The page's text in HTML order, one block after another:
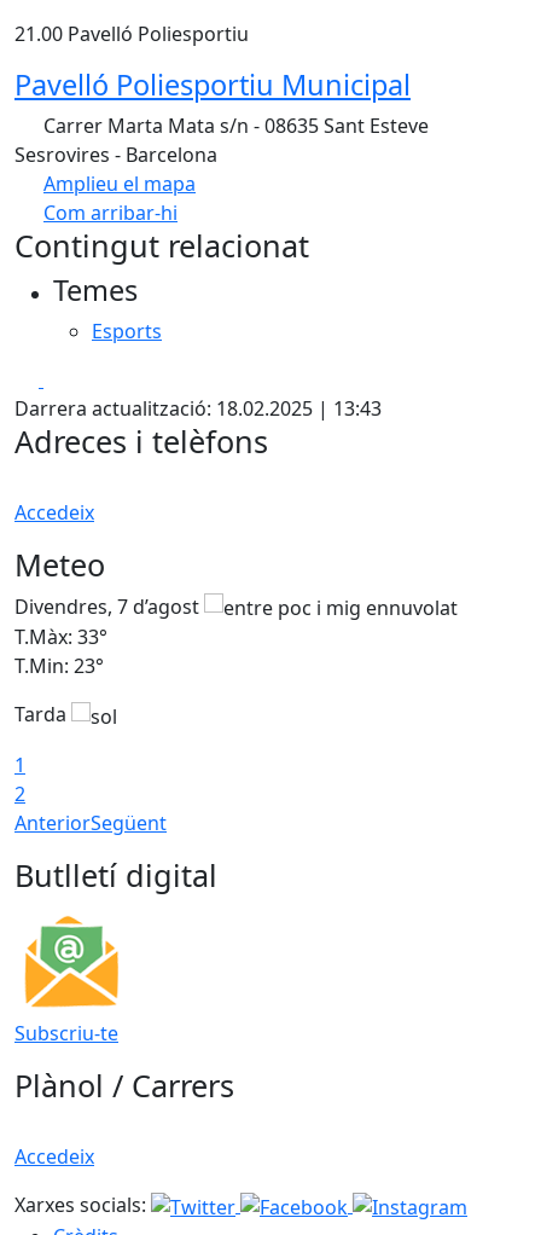
21.00 Pavelló Poliesportiu
Pavelló Poliesportiu Municipal
Carrer Marta Mata s/n - 08635 Sant Esteve
Sesrovires - Barcelona
Amplieu el mapa
Com arribar-hi
+
Contingut relacionat
Temes
Esports
Darrera actualització: 18.02.2025 | 13:43
Adreces i telèfons
Accedeix
Meteo
Divendres, 7 d’agost
T.Màx: 33°
T.Min: 23°
Tarda
1
2
AnteriorSegüent
Butlletí digital
Subscriu-te
Plànol / Carrers
Accedeix
Xarxes socials: